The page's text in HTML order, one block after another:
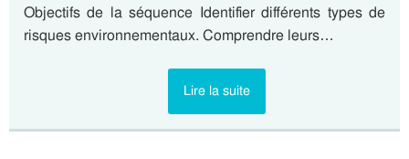
Objectifs de la séquence Identifier différents types de
risques environnementaux. Comprendre leurs…
Lire la suite